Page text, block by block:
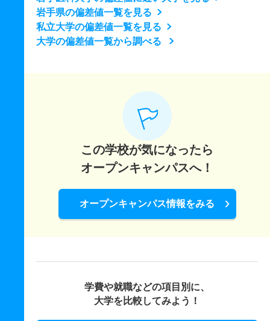
岩手県の偏差値一覧を見る
私立大学の偏差値一覧を見る
大学の偏差値一覧から調べる
この学校が気になったら
オープンキャンパスへ！
オープンキャンパス情報をみる
学費や就職などの項目別に、
大学を比較してみよう！